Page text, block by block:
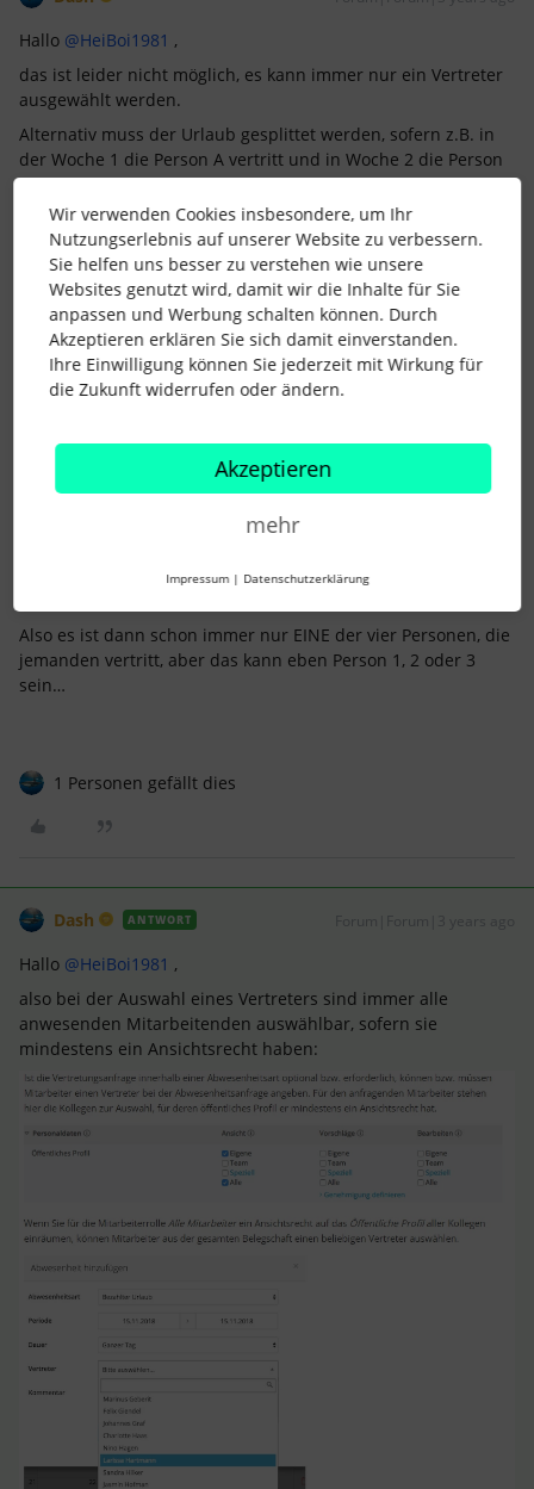
Hallo @HeiBoi1981 ,
das ist leider nicht möglich, es kann immer nur ein Vertreter
ausgewählt werden.
Alternativ muss der Urlaub gesplittet werden, sofern z.B. in
der Woche 1 die Person A vertritt und in Woche 2 die Person
B. Aber du siehst, auch da geht immer nur ein Vertreter.
Beste Grüße
Dash
Gerne können wir uns auf LinkedIn vernetzten:
https://www.linkedin.com/in/hmk-personal-ds
HeiBoi1981 AUTOR*IN Forum|Forum|3 years ago
Erstmal DANKESCHÖN für die ultra krass schnelle Reaktion,
Also es ist dann schon immer nur EINE der vier Personen, die
jemanden vertritt, aber das kann eben Person 1, 2 oder 3
sein…
1 Personen gefällt dies
Dash ANTWORT
Hallo @HeiBoi1981 ,
also bei der Auswahl eines Vertreters sind immer alle
anwesenden Mitarbeitenden auswählbar, sofern sie
mindestens ein Ansichtsrecht haben:
Wir verwenden Cookies insbesondere, um Ihr
Nutzungserlebnis auf unserer Website zu verbessern.
Sie helfen uns besser zu verstehen wie unsere
Websites genutzt wird, damit wir die Inhalte für Sie
anpassen und Werbung schalten können. Durch
Akzeptieren erklären Sie sich damit einverstanden.
Ihre Einwilligung können Sie jederzeit mit Wirkung für
die Zukunft widerrufen oder ändern.
Akzeptieren
mehr
Impressum | Datenschutzerklärung